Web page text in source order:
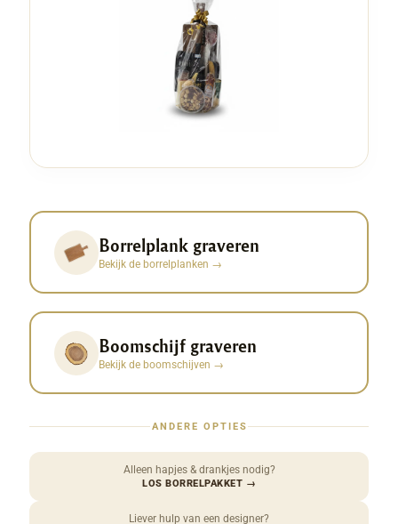
Borrelplank graveren
Bekijk de borrelplanken →
Boomschijf graveren
Bekijk de boomschijven →
ANDERE OPTIES
Alleen hapjes & drankjes nodig?
LOS BORRELPAKKET →
Liever hulp van een designer?